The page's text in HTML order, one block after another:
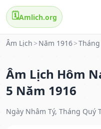
🗓️Amlich.org
Âm Lịch > Năm 1916>Tháng
Âm Lịch Hôm
5 Năm 1916
Ngày Nhâm Tý, Tháng Quý